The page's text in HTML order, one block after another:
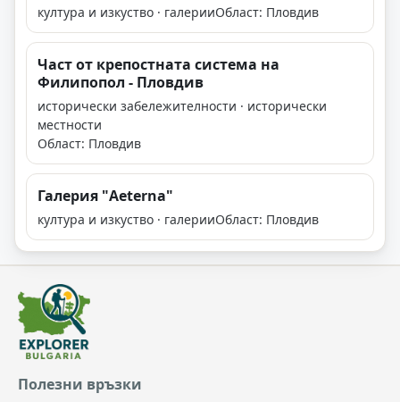
култура и изкуство · галерииОбласт: Пловдив
Част от крепостната система на
Филипопол - Пловдив
исторически забележителности · исторически
местности
Област: Пловдив
Галерия "Aeterna"
култура и изкуство · галерииОбласт: Пловдив
Полезни връзки